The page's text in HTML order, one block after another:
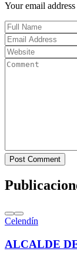
Your email
Post Comment
Celendín
ALCALDE